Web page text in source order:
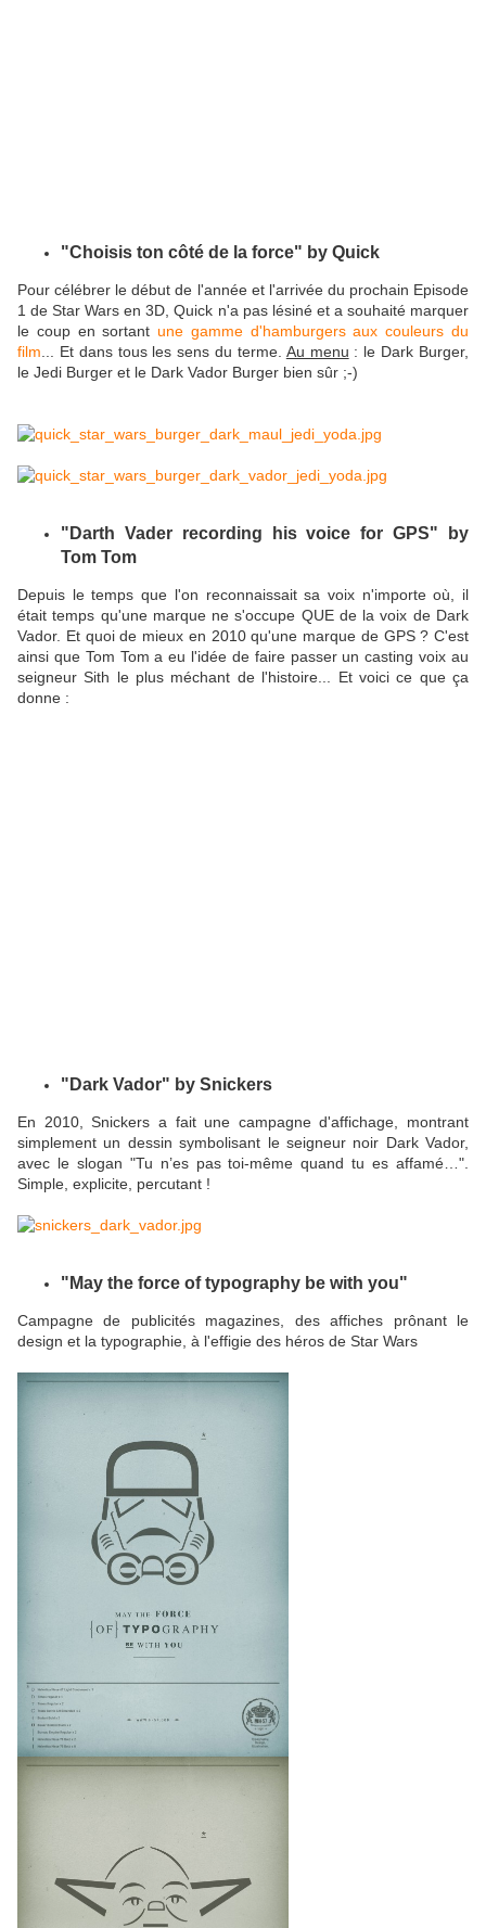
"Choisis ton côté de la force" by Quick
Pour célébrer le début de l'année et l'arrivée du prochain Episode
1 de Star Wars en 3D, Quick n'a pas lésiné et a souhaité marquer
le coup en sortantune gamme d'hamburgers aux couleurs du
film ... Et dans tous les sens du terme. Au menu : le Dark Burger,
le Jedi Burger et le Dark Vador Burger bien sûr ;-)
"Darth Vader recording his voice for GPS" by
Tom Tom
Depuis le temps que l'on reconnaissait sa voix n'importe où, il
était temps qu'une marque ne s'occupe QUE de la voix de Dark
Vador. Et quoi de mieux en 2010 qu'une marque de GPS ? C'est
ainsi que Tom Tom a eu l'idée de faire passer un casting voix au
seigneur Sith le plus méchant de l'histoire... Et voici ce que ça
donne :
"Dark Vador" by Snickers
En 2010, Snickers a fait une campagne d'affichage, montrant
simplement un dessin symbolisant le seigneur noir Dark Vador,
avec le slogan "Tu n’es pas toi-même quand tu es affamé…".
Simple, explicite, percutant !
"May the force of typography be with you"
Campagne de publicités magazines, des affiches prônant le
design et la typographie, à l'effigie des héros de Star Wars